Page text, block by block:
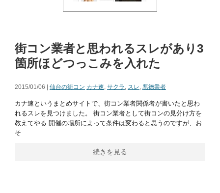
街コン業者と思われるスレがあり3
箇所ほどつっこみを入れた
2015/01/06 | 仙台の街コン カナ速, サクラ , スレ, 悪徳業者
カナ速というまとめサイトで、街コン業者関係者が書いたと思わ
れるスレを見つけました。 街コン業者として街コンの見分け方を
教えてやる 開催の場所によって条件は変わると思うのですが、お
そ
続きを見る